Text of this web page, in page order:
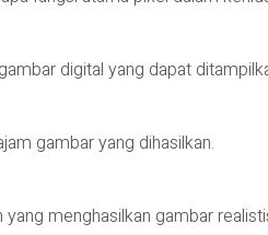
digital yang dapat
gambar yang dihasilkan.
menghasilkan gambar